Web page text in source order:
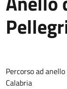
Percorso ad
Calabria